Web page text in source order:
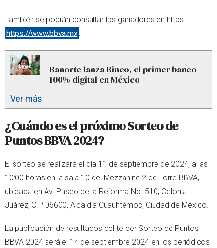
También se podrán consultar los ganadores en https:
https://www.bbva.mx
Banorte lanza Bineo, el primer banco
100% digital en México
Ver más
¿Cuándo es el próximo Sorteo de
Puntos BBVA 2024?
El sorteo se realizará el día 11 de septiembre de 2024, a las
10:00 horas en la sala 10 del Mezzanine 2 de Torre BBVA,
ubicada en Av. Paseo de la Reforma No. 510, Colonia
Juárez, C.P 06600, Alcaldía Cuauhtémoc, Ciudad de México.
La publicación de resultados del tercer Sorteo de Puntos
BBVA 2024 será el 14 de septiembre 2024 en los periódicos